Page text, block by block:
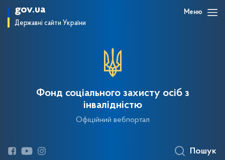
gov.ua
Державні сайти України
Меню
Фонд соціального захисту осіб з
інвалідністю
Офіційний вебпортал
Пошук